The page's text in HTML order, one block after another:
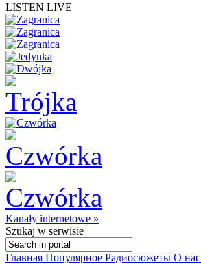
LISTEN LIVE
Kanały internetowe »
Szukaj w serwisie
Главная Популярное Радиосюжеты О нас